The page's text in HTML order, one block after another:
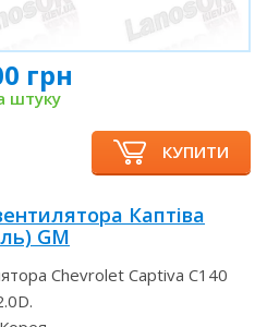
грн
штуку
КУПИТИ
Каптіва
GM
Chevrolet Captiva C140